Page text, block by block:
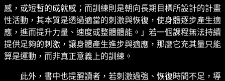
感，或短暫的成就感；而訓練則是朝向長期目標所設計的計畫
性活動，其本質是透過適當的刺激與恢復，使身體逐步產生適
應，進而提升力量、速度或整體體能。」若一個課程無法持續
提供足夠的刺激，讓身體產生進步與適應，那麼它充其量只能
算是運動，而非真正意義上的訓練。
此外，書中也提醒讀者，若刺激過強、恢復時間不足，導